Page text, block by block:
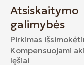
Atsiskaitymo
galimybės
Pirkimas
Kompensuojami
lęšiai